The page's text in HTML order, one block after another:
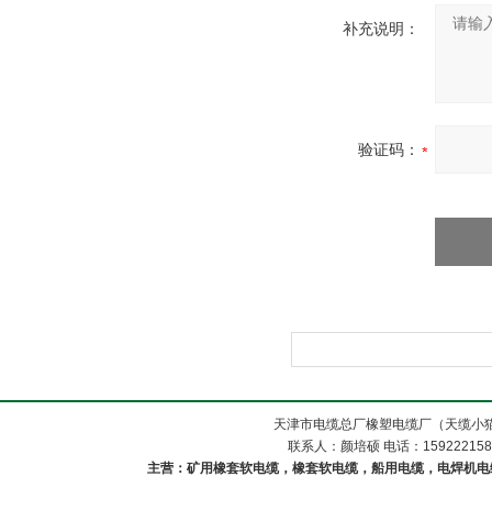
补充说明：
验证码：
天津市电缆总厂橡塑电缆厂（天缆
联系人：颜培硕 电话：
主营：矿用橡套软电缆，橡套软电缆，船用电缆，电焊机